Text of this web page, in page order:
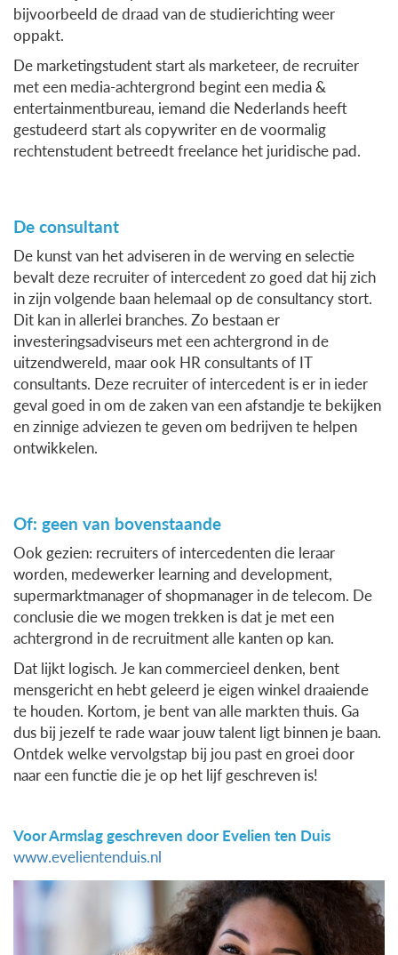
bijvoorbeeld de draad van de studierichting weer
oppakt.
De marketingstudent start als marketeer, de recruiter
met een media-achtergrond begint een media &
entertainmentbureau, iemand die Nederlands heeft
gestudeerd start als copywriter en de voormalig
rechtenstudent betreedt freelance het juridische pad.
De consultant
De kunst van het adviseren in de werving en selectie
bevalt deze recruiter of intercedent zo goed dat hij zich
in zijn volgende baan helemaal op de consultancy stort.
Dit kan in allerlei branches. Zo bestaan er
investeringsadviseurs met een achtergrond in de
uitzendwereld, maar ook HR consultants of IT
consultants. Deze recruiter of intercedent is er in ieder
geval goed in om de zaken van een afstandje te bekijken
en zinnige adviezen te geven om bedrijven te helpen
ontwikkelen.
Of: geen van bovenstaande
Ook gezien: recruiters of intercedenten die leraar
worden, medewerker learning and development,
supermarktmanager of shopmanager in de telecom. De
conclusie die we mogen trekken is dat je met een
achtergrond in de recruitment alle kanten op kan.
Dat lijkt logisch. Je kan commercieel denken, bent
mensgericht en hebt geleerd je eigen winkel draaiende
te houden. Kortom, je bent van alle markten thuis. Ga
dus bij jezelf te rade waar jouw talent ligt binnen je baan.
Ontdek welke vervolgstap bij jou past en groei door
naar een functie die je op het lijf geschreven is!
Voor Armslag geschreven door Evelien ten Duis
www.evelientenduis.nl